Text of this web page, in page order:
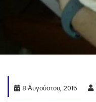
8 Αυγούστου, 2015